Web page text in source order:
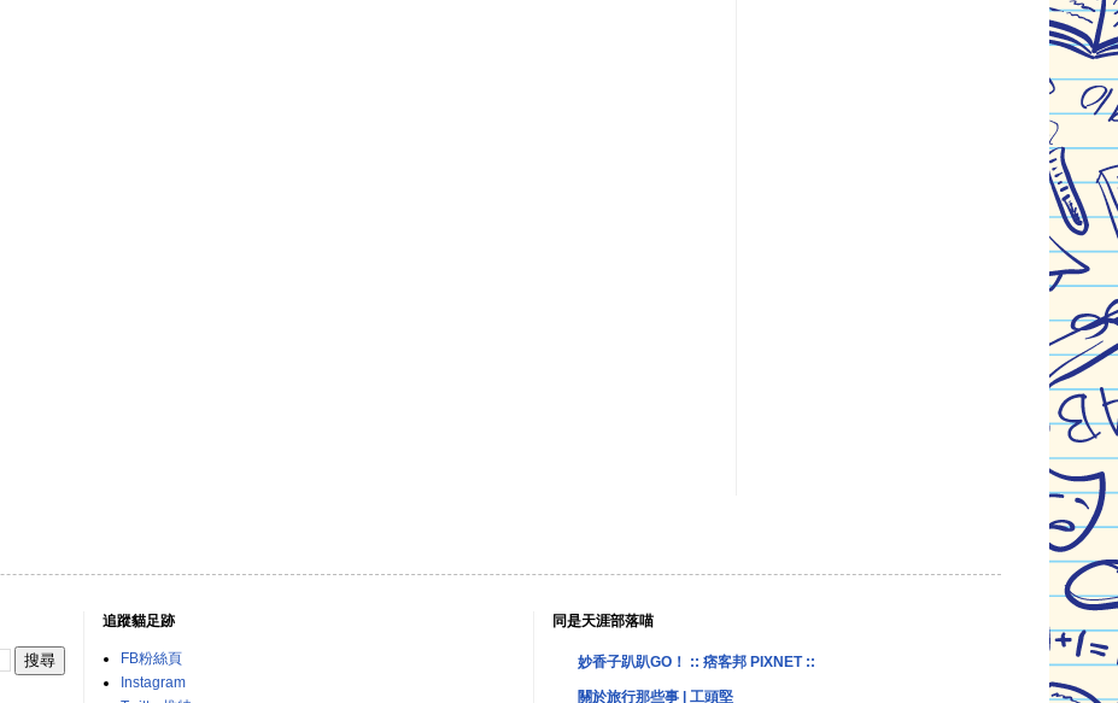
追蹤貓足跡
FB粉絲頁
Instagram
同是天涯部落喵
妙香子趴趴GO！ :: 痞客邦 PIXNET ::
關於旅行那些事 | 工頭堅